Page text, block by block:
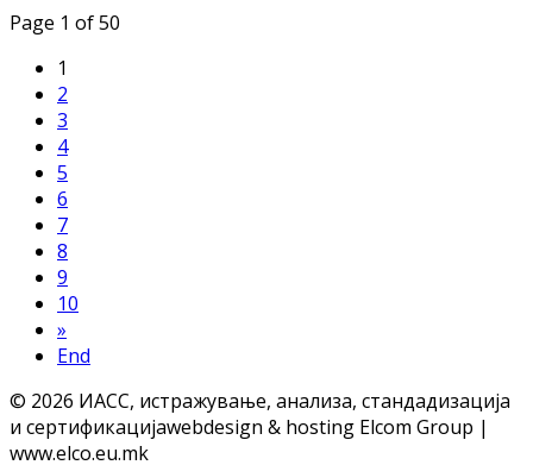
Page 1 of 50
1
2
3
4
5
6
7
8
9
10
»
End
© 2026 ИАСС, истражување, анализа, стандадизација
и сертификацијаwebdesign & hosting Elcom Group |
www.elco.eu.mk